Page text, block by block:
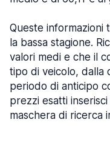
Queste informazioni
la bassa stagione.
valori medi e che il
tipo di veicolo, dalla
periodo di anticipo
prezzi esatti
maschera di ricerca